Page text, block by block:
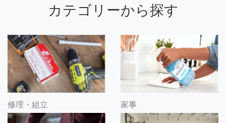
カテゴリーから探す
修理・組立 家事